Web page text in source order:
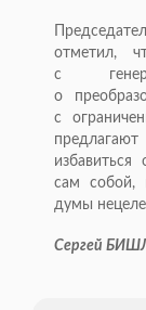
отметил,
с
о
с
избавиться
сам собой,
думы
Сергей